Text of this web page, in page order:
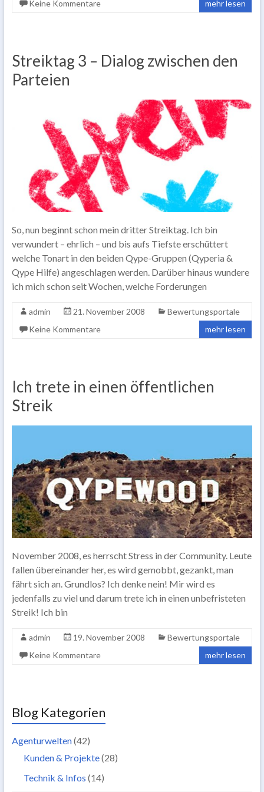
Keine Kommentare mehr lesen
Streiktag 3 – Dialog zwischen den
Parteien
So, nun beginnt schon mein dritter Streiktag. Ich bin
verwundert – ehrlich – und bis aufs Tiefste erschüttert
welche Tonart in den beiden Qype-Gruppen (Qyperia &
Qype Hilfe) angeschlagen werden. Darüber hinaus wundere
ich mich schon seit Wochen, welche Forderungen
admin 21. November 2008
Bewertungsportale
Keine Kommentare
mehr lesen
Ich trete in einen öffentlichen
Streik
November 2008, es herrscht Stress in der Community. Leute
fallen übereinander her, es wird gemobbt, gezankt, man
fährt sich an. Grundlos? Ich denke nein! Mir wird es
jedenfalls zu viel und darum trete ich in einen unbefristeten
Streik! Ich bin
admin 19. November 2008
Bewertungsportale
Keine Kommentare
mehr lesen
Blog Kategorien
Agenturwelten(42)
Kunden & Projekte(28)
Technik & Infos (14)